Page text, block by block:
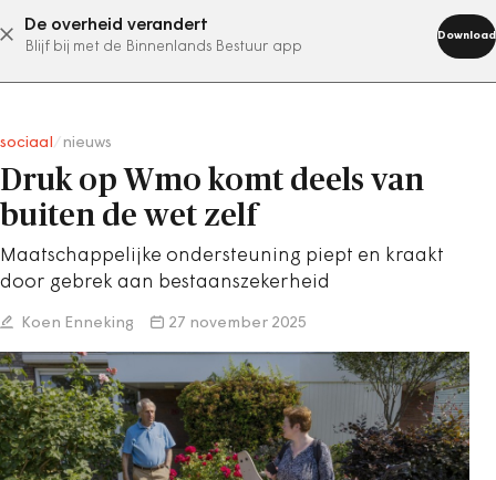
De overheid verandert
Blijf bij met de Binnenlands Bestuur app
Download
abonneer nu
sociaal nieuws
Druk op Wmo komt deels van
buiten de wet zelf
Maatschappelijke ondersteuning piept en kraakt
door gebrek aan bestaanszekerheid
Koen Enneking 27 november 2025